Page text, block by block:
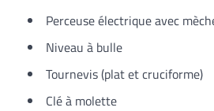
Perceuse électrique avec
Niveau à bulle
Tournevis (plat et cruciforme)
Clé à molette